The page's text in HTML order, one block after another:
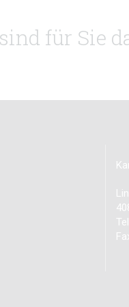
für Sie